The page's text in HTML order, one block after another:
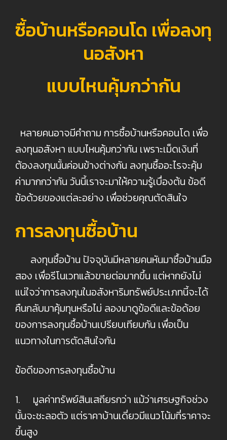
ซื้อบ้านหรือคอนโด เพื่อลงทุ
นอสังหา
แบบไหนคุ้มกว่ากัน
หลายคนอาจมีคำถาม การซื้อบ้านหรือคอนโด เพื่อ
ลงทุนอสังหา แบบไหนคุ้มกว่ากัน เพราะเม็ดเงินที่
ต้องลงทุนนั้นค่อนข้างต่างกัน ลงทุนซื้ออะไรจะคุ้ม
ค่ามากกว่ากัน วันนี้เราจะมาให้ความรู้เบื่องต้น ข้อดี
ข้อด้วยของแต่ละอย่าง เพื่อช่วยคุณตัดสินใจ
การลงทุนซื้อบ้าน
ลงทุนซื้อบ้าน ปัจจุบันมีหลายคนหันมาซื้อบ้านมือ
สอง เพื่อรีโนเวทแล้วขายต่อมากขึ้น แต่หากยังไม่
แน่ใจว่าการลงทุนในอสังหาริมทรัพย์ประเภทนี้จะได้
คืนกลับมาคุ้มทุนหรือไม่ ลองมาดูข้อดีและข้อด้อย
ของการลงทุนซื้อบ้านเปรียบเทียบกัน เพื่อเป็น
แนวทางในการตัดสินใจกัน
ข้อดีของการลงทุนซื้อบ้าน
1. มูลค่าทรัพย์สินเสถียรกว่า แม้ว่าเศรษฐกิจช่วง
นั้นจะชะลอตัว แต่ราคาบ้านเดี่ยวมีแนวโน้มที่ราคาจะ
ขึ้นสูง